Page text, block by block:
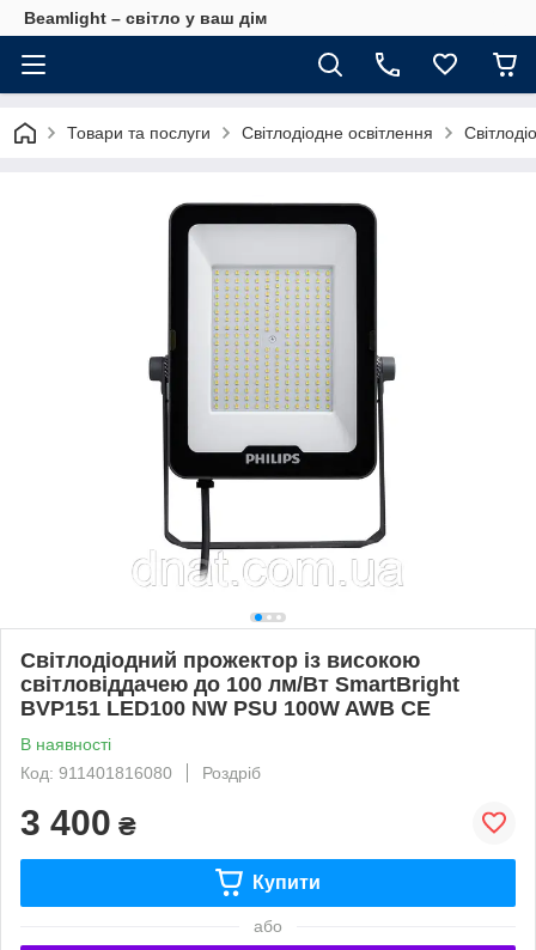
Beamlight – світло у ваш дім
Товари та послуги Світлодіодне освітлення
Світлодіодний прожектор із високою
світловіддачею до 100 лм/Вт SmartBright
BVP151 LED100 NW PSU 100W AWB CE
В наявності
Код: 911401816080
Роздріб
3 400 ₴
Купити
або